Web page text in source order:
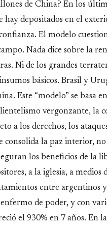
de China? En los
hay depositados en el
El modelo
Nada dice sobre la
Ni de los grandes
básicos. Brasil y
Este “modelo” se basa
vergonzante, la
a los derechos, los
consolida la paz interior,
los beneficios de la
a la iglesia, a
entre argentinos
de poder, y con
el 930% en 7 años. En